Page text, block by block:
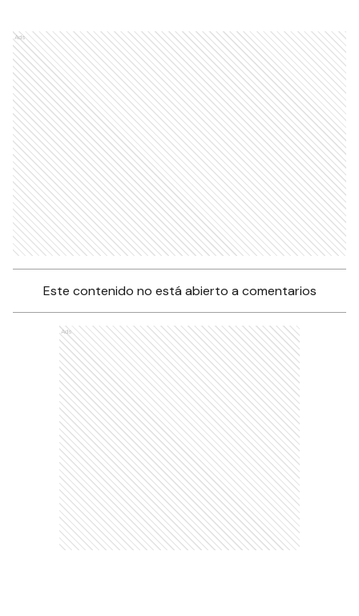
Ads
Este contenido no está abierto a comentarios
Ads